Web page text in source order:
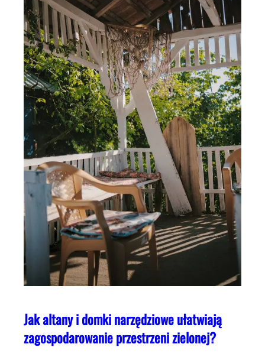
Jak altany i domki narzędziowe ułatwiają
zagospodarowanie przestrzeni zielonej?